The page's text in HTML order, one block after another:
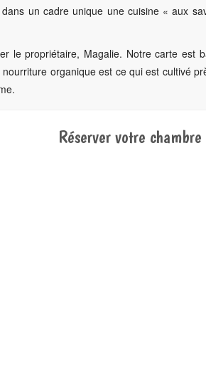
un cadre unique une cuisine « aux
le propriétaire, Magalie. Notre carte est
nourriture organique est ce qui est cultivé
Réserver votre